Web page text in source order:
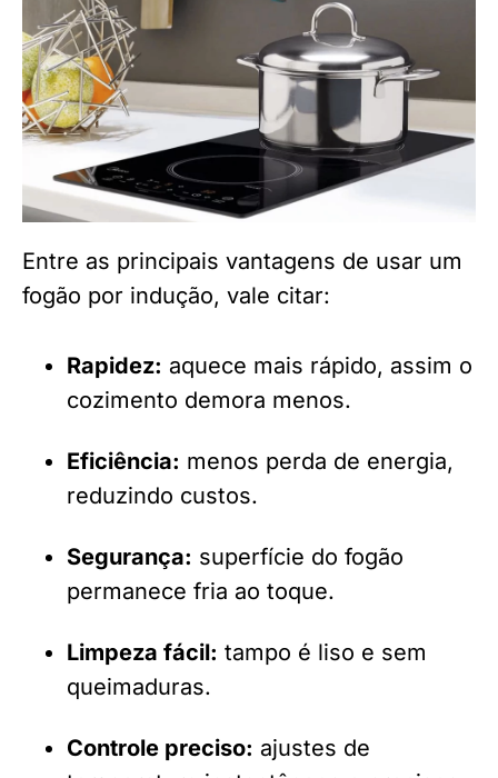
Entre as principais vantagens de usar um
fogão por indução, vale citar:
Rapidez: aquece mais rápido, assim o
cozimento demora menos.
Eficiência: menos perda de energia,
reduzindo custos.
Segurança: superfície do fogão
permanece fria ao toque.
Limpeza fácil: tampo é liso e sem
queimaduras.
Controle preciso: ajustes de